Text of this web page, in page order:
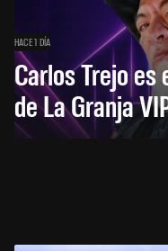
HACE 1 DÍA
Carlos Trejo
de La Granja